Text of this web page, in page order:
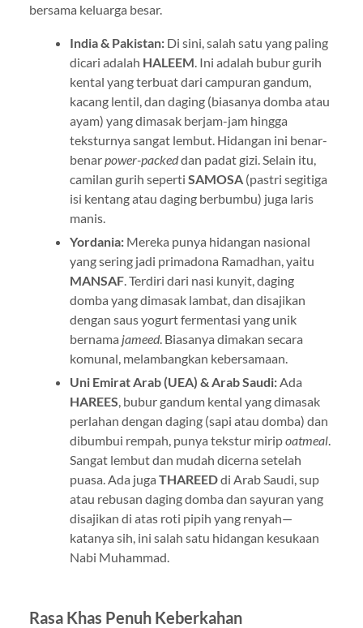
bersama keluarga besar.
India & Pakistan:Di sini, salah satu yang paling
dicari adalah HALEEM. Ini adalah bubur gurih
kental yang terbuat dari campuran gandum,
kacang lentil, dan daging (biasanya domba atau
ayam) yang dimasak berjam-jam hingga
teksturnya sangat lembut. Hidangan ini benar-
benarpower-packeddan padat gizi. Selain itu,
camilan gurih seperti SAMOSA(pastri segitiga
isi kentang atau daging berbumbu) juga laris
manis.
Yordania:Mereka punya hidangan nasional
yang sering jadi primadona Ramadhan, yaitu
MANSAF. Terdiri dari nasi kunyit, daging
domba yang dimasak lambat, dan disajikan
dengan saus yogurt fermentasi yang unik
bernama jameed. Biasanya dimakan secara
komunal, melambangkan kebersamaan.
Uni Emirat Arab (UEA) & Arab Saudi:Ada
HAREES, bubur gandum kental yang dimasak
perlahan dengan daging (sapi atau domba) dan
dibumbui rempah, punya tekstur miripoatmeal.
Sangat lembut dan mudah dicerna setelah
puasa. Ada juga THAREEDdi Arab Saudi, sup
atau rebusan daging domba dan sayuran yang
disajikan di atas roti pipih yang renyah—
katanya sih, ini salah satu hidangan kesukaan
Nabi Muhammad.
Rasa Khas Penuh Keberkahan